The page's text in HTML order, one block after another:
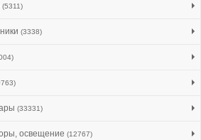
(5311)
(3338)
(33331)
освещение (12767)